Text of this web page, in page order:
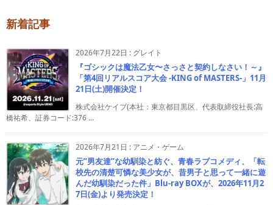
新着記事
2026年7月22日 : グレイト
『ゴシックは魔法乙女〜さっさと契約しなさい！～』
「第4回リアルスコア大会 -KING of MASTERS-」11月
21日(土)開催決定！
株式会社ケイブ(本社：東京都目黒区、代表取締役社長:高
橋祐希、証券コード:376 ...
2026年7月21日 : アニメ・ゲーム
元”男友達”な幼馴染と紡ぐ、青春ラブコメディ、「転
校先の清楚可憐な美少女が、昔男子と思って一緒に遊
んだ幼馴染だった件」Blu-ray BOXが、2026年11月2
7日(金)より発売決定！